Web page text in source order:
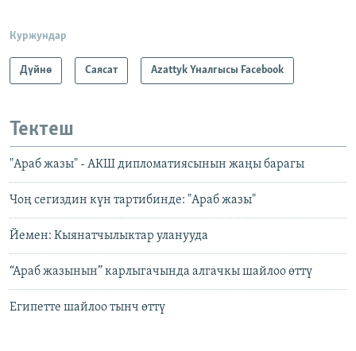
Куржундар
Дүйнө Саясат Azattyk Үналгысы Facebook
Тектеш
"Араб жазы" - АКШ дипломатиясынын жаңы барагы
Чоң сегиздин күн тартибинде: "Араб жазы"
Йемен: Кыянатчылыктар уланууда
“Араб жазынын” карлыгачында алгачкы шайлоо өттү
Египетте шайлоо тынч өттү